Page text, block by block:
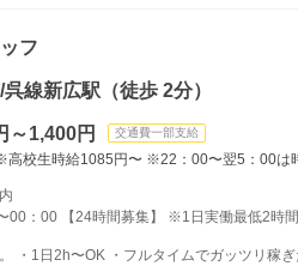
フ
線新広駅（徒歩 2分）
～1,400円 交通費一部支給
高校生時給1085円〜 ※22：00〜翌5：00は
内
00：00 【24時間募集】 ※1日実働最低2時
・1日2h〜OK ・フルタイムでガッツリ稼